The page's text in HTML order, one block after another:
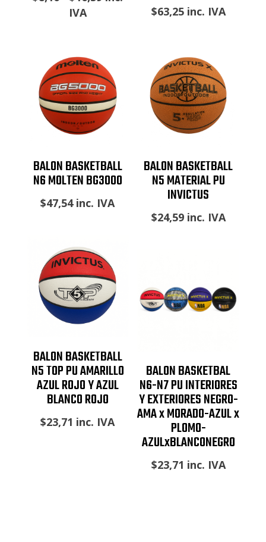
hasta
$16,39
IVA
$63,25 inc. IVA
BALON BASKETBALL
N6 MOLTEN BG3000
$47,54 inc. IVA
BALON BASKETBALL
N5 MATERIAL PU
INVICTUS
$24,59 inc. IVA
BALON BASKETBALL
N5 TOP PU AMARILLO
AZUL ROJO Y AZUL
BLANCO ROJO
$23,71 inc. IVA
BALON BASKETBAL
N6-N7 PU INTERIORES
Y EXTERIORES NEGRO-
AMA x MORADO-AZUL x
PLOMO-
AZULxBLANCONEGRO
$23,71 inc. IVA